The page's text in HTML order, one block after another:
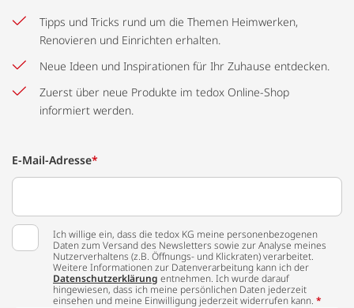
Tipps und Tricks rund um die Themen Heimwerken,
Renovieren und Einrichten erhalten.
Neue Ideen und Inspirationen für Ihr Zuhause entdecken.
Zuerst über neue Produkte im tedox Online-Shop
informiert werden.
E-Mail-Adresse*
Ich willige ein, dass die tedox KG meine personenbezogenen
Daten zum Versand des Newsletters sowie zur Analyse meines
Nutzerverhaltens (z.B. Öffnungs- und Klickraten) verarbeitet.
Weitere Informationen zur Datenverarbeitung kann ich der
Datenschutzerklärung entnehmen. Ich wurde darauf
hingewiesen, dass ich meine persönlichen Daten jederzeit
einsehen und meine Einwilligung jederzeit widerrufen kann. *